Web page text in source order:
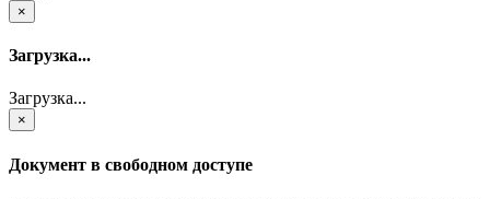
×
Загрузка...
Загрузка...
×
Документ в свободном доступе